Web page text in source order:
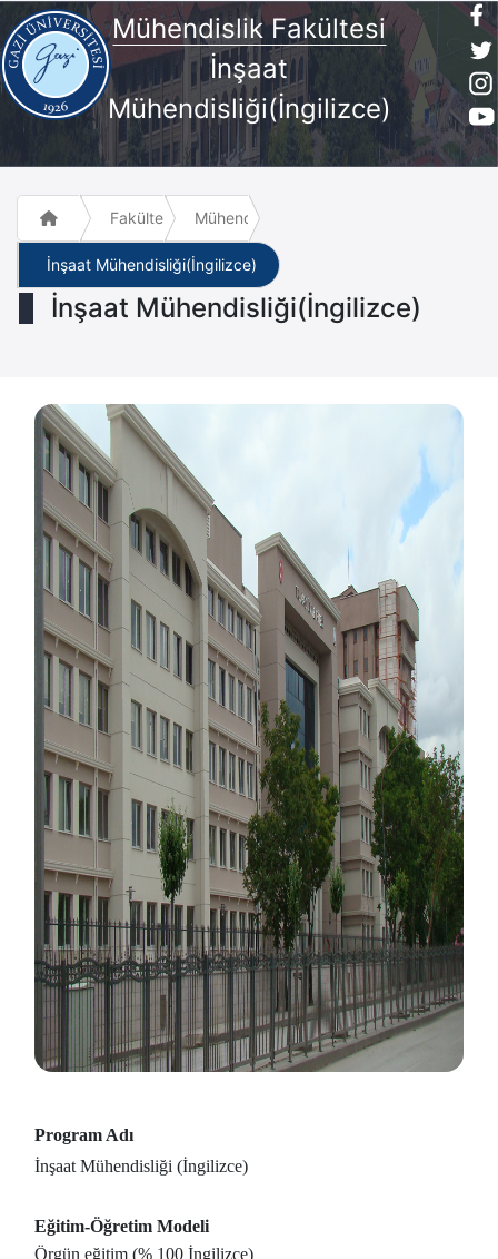
Mühendislik Fakültesi
İnşaat
Mühendisliği(İngilizce)
Fakülte ve Meslek Yüksek Okulları
Mühendislik Fakültesi
İnşaat Mühendisliği(İngilizce)
İnşaat Mühendisliği(İngilizce)
Program Adı
İnşaat Mühendisliği (İngilizce)
Eğitim-Öğretim Modeli
Örgün eğitim (% 100 İngilizce)